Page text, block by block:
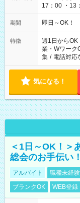
17：00 ・13：00
仕事により勤
期間 即日～OK！
特徴 週1日からOK
業・Wワーク
集 / 電話対応
気になる！
＜1日～OK！＞
総会のお手伝い！
アルバイト 職種未経
ブランクOK
WEB登録